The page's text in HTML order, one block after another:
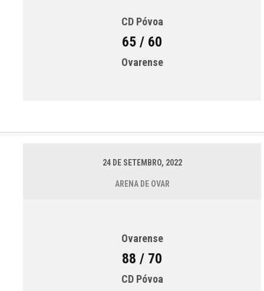
CD Póvoa
65 / 60
Ovarense
24 DE SETEMBRO, 2022
ARENA DE OVAR
Ovarense
88 / 70
CD Póvoa